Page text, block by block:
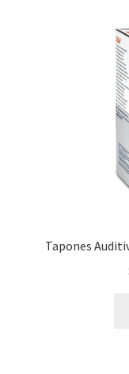
Tapones